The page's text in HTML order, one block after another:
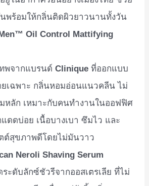
พร้อมให้กลิ่นติดผิวยาวนานทั้งวัน
Oil Control Mattifying
พจากแบรนด์Clinique ที่ออกแบบ
ยเฉพาะ กลิ่นหอมอ่อนแนวคลีน ไม่
หลัก เหมาะกับคนทำงานในออฟฟิศ
ดดบ่อย เนื้อบางเบา ซึมไว และ
ต์สุขภาพดีโดยไม่มันวาว
Neroli Shaving Serum
ะดับลักซ์ชัวรีจากออสเตรเลีย ที่ไม่